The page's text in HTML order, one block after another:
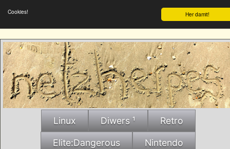
Her damit!
Cookies!
Linux Diwers ¹ Retro
Elite:Dangerous Nintendo